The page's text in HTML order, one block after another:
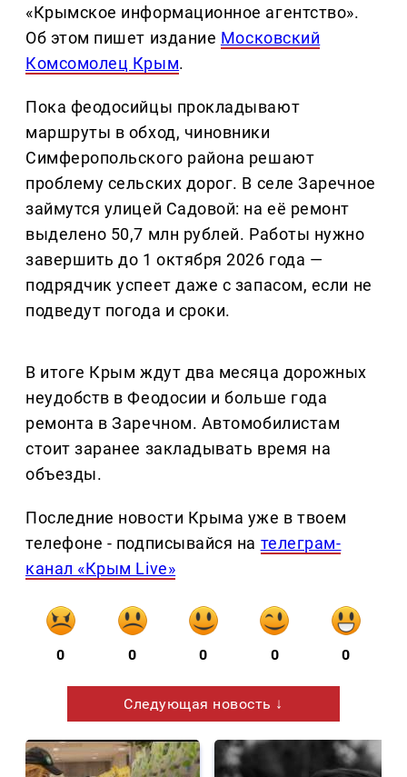
«Крымское информационное агентство».
Об этом пишет издание Московский
Комсомолец Крым.
Пока феодосийцы прокладывают
маршруты в обход, чиновники
Симферопольского района решают
проблему сельских дорог. В селе Заречное
займутся улицей Садовой: на её ремонт
выделено 50,7 млн рублей. Работы нужно
завершить до 1 октября 2026 года —
подрядчик успеет даже с запасом, если не
подведут погода и сроки.
В итоге Крым ждут два месяца дорожных
неудобств в Феодосии и больше года
ремонта в Заречном. Автомобилистам
стоит заранее закладывать время на
объезды.
Последние новости Крыма уже в твоем
телефоне - подписывайся на телеграм-
канал «Крым Live»
0 0 0 0 0
Следующая новость ↓